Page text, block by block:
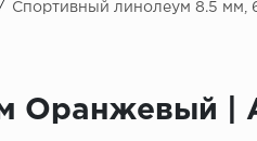
Спортивный линолеум 8.5 мм,
|